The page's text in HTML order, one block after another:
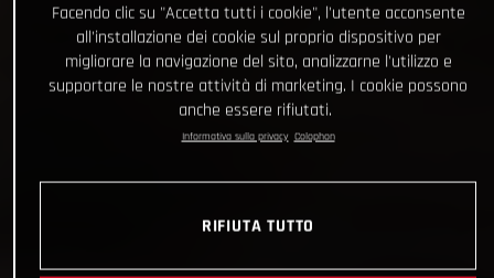
Facendo clic su "Accetta tutti i cookie", l'utente acconsente
all'installazione dei cookie sul proprio dispositivo per
migliorare la navigazione del sito, analizzarne l'utilizzo e
supportare le nostre attività di marketing. I cookie possono
anche essere rifiutati.
Informativa sulla privacy Colophon
RIFIUTA TUTTO